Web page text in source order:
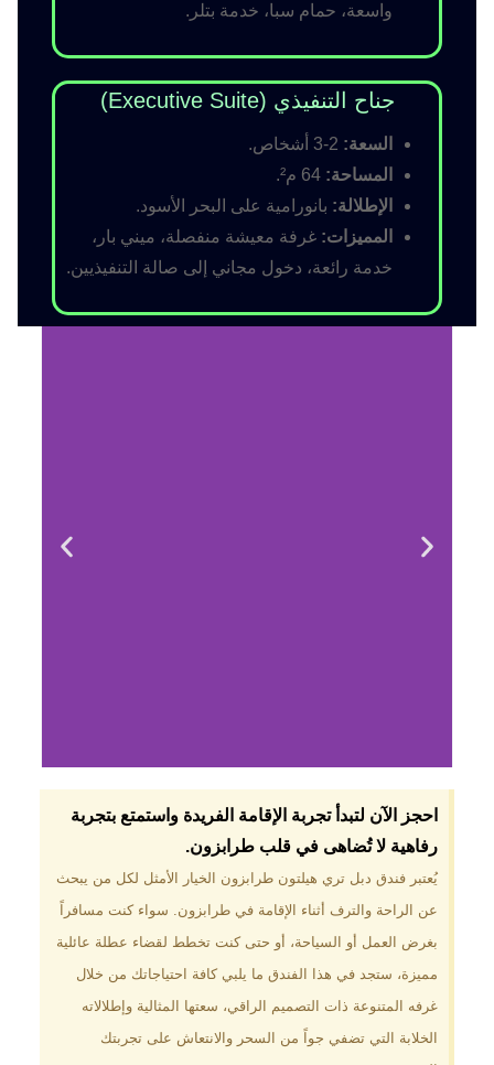
واسعة، حمام سبا، خدمة بتلر.
جناح التنفيذي (Executive Suite)
السعة:
المساحة:
الإطلالة: بانورامية على البحر الأسود.
المميزات: غرفة معيشة منفصلة، ميني بار،
خدمة رائعة، دخول مجاني إلى صالة التنفيذيين.
لماذا تختار فندق دبل
تري هيلتون
طرابزون؟
موقع مميز في قلب طرابزون بالقرب
من أهم المعالم السياحية. إطلالات
الخضراء. مرافق متكاملة تشمل
مسبحًا داخليًا، سبا، صالة ألعاب
رياضية، ومطاعم عالمية.
احجز الآن لتبدأ تجربة الإقامة الفريدة واستمتع بتجربة
رفاهية لا تُضاهى في قلب طرابزون.​
يُعتبر فندق دبل تري هيلتون طرابزون الخيار الأمثل لكل من يبحث
عن الراحة والترف أثناء الإقامة في طرابزون. سواء كنت مسافراً
بغرض العمل أو السياحة، أو حتى كنت تخطط لقضاء عطلة عائلية
مميزة، ستجد في هذا الفندق ما يلبي كافة احتياجاتك من خلال
غرفه المتنوعة ذات التصميم الراقي، سعتها المثالية وإطلالاته
الخلابة التي تضفي جواً من السحر والانتعاش على تجربتك